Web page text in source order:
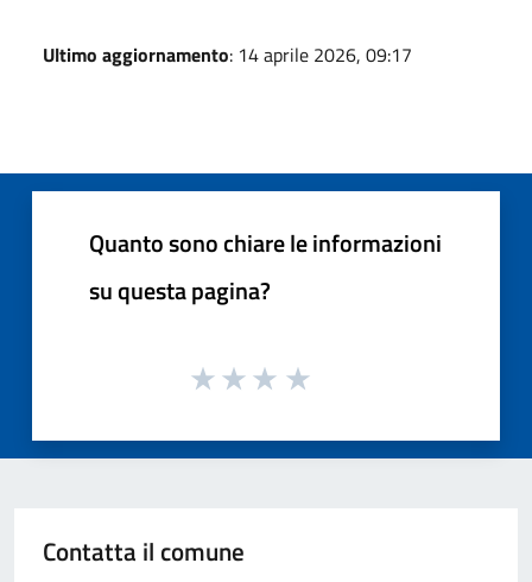
Ultimo aggiornamento: 14 aprile 2026, 09:17
Quanto sono chiare le informazioni
su questa pagina?
Contatta il comune